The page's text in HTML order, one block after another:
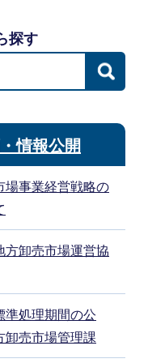
探す
情報公開
場事業経営戦略の
方卸売市場運営協
準処理期間の公
売市場管理課